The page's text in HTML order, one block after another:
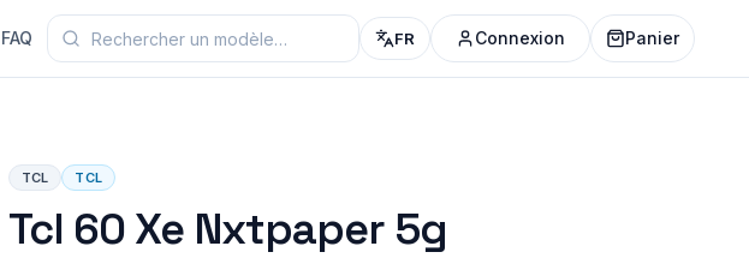
FAQ FR Connexion Panier
TCL TCL
Tcl 60 Xe Nxtpaper 5g